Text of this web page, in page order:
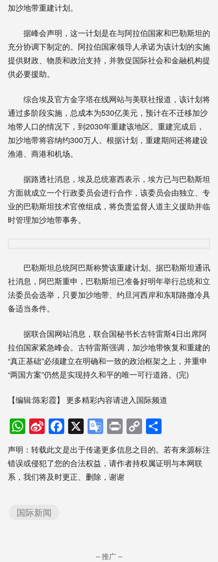
加沙地带重建计划。
据峰会声明，这一计划是在与阿拉伯国家和巴勒斯坦的
充分协调下制定的。阿拉伯国家领导人承诺为该计划的实施
提供财政、物质和政治支持，并敦促国际社会和金融机构提
供必要援助。
综合埃及官方金字塔在线网站与美联社报道，该计划将
通过多阶段实施，总成本为530亿美元，预计在不迁移加沙
地带人口的情况下，到2030年重建该地区。重建完成后，
加沙地带将容纳约300万人。根据计划，重建期间还将建设
渔港、商港和机场。
据路透社消息，埃及总统塞西表示，埃方已与巴勒斯坦
方面就成立一个行政委员会进行合作，该委员会由独立、专
业的巴勒斯坦技术官僚组成，将负责监督人道主义援助并临
时管理加沙地带事务。
巴勒斯坦总统阿巴斯称赞该重建计划。据巴勒斯坦通讯
社消息，阿巴斯重申，巴勒斯坦已准备好明年举行总统和立
法委员会选举，只要加沙地带、约旦河西岸和东耶路撒冷具
备适当条件。
据联合国网站消息，联合国秘书长古特雷斯4日出席阿
拉伯国家紧急峰会。古特雷斯强调，加沙地带恢复和重建的
“真正基础”必须建立在明确和一致的政治框架之上，并重申
“两国方案”仍然是实现持久和平的唯一可行道路。(完)
【编辑:陈彩霞】 更多精彩内容请进入国际频道
WhatsApp
Sina
Weibo
Facebook
X Google
Translate
PrintCopy
Link享
声明：转载此文是出于传递更多信息之目的。若有来源标注
错误或侵犯了您的合法权益，请作者持权属证明与本网联
系，我们将及时更正、删除，谢谢
国际新闻
– 推广 –